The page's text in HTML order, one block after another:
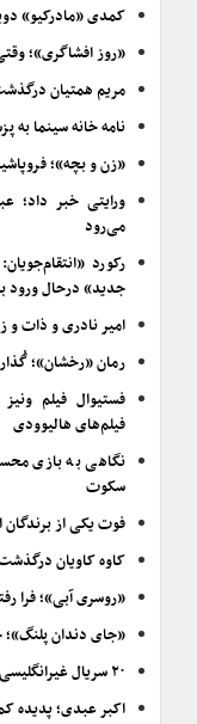
کمدی «مادرکیو»
«روز افشاگری»؛
مریم همتیان
نامه خانه سینما
«زن و بچه»؛
ورایتی خبر داد؛
می‌رود
رکورد
جدید» درحال ورود
امیر نادری و ذات و
رمان «رخشان»؛
فیلم‌های هالیوودی
نگاهی به بازی
سکوت
فوت یکی از
کاوه کاویان
«روسری آبی»؛ فرا
«جای دندان
۲۰ سریال غیرانگلیسی‌زبان برگزیده سال‌های اخیر
اکبر عبدی؛ پدیده